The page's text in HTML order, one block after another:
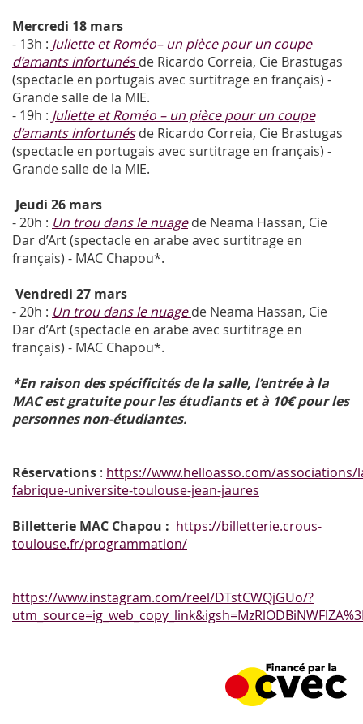
Mercredi 18 mars
- 13h : Juliette et Roméo– un pièce pour un coupe
d’amants infortunés de Ricardo Correia, Cie Brastugas
(spectacle en portugais avec surtitrage en français) -
Grande salle de la MIE.
- 19h : Juliette et Roméo – un pièce pour un coupe
d’amants infortunésde Ricardo Correia, Cie Brastugas
(spectacle en portugais avec surtitrage en français) -
Grande salle de la MIE.
Jeudi 26 mars
- 20h : Un trou dans le nuagede Neama Hassan, Cie
Dar d’Art (spectacle en arabe avec surtitrage en
français) - MAC Chapou*.
Vendredi 27 mars
- 20h : Un trou dans le nuage de Neama Hassan, Cie
Dar d’Art (spectacle en arabe avec surtitrage en
français) - MAC Chapou*.
*En raison des spécificités de la salle, l’entrée à la
MAC est gratuite pour les étudiants et à 10€ pour les
personnes non-étudiantes.
Réservations : https://www.helloasso.com/associations/
fabrique-universite-toulouse-jean-jaures
Billetterie MAC Chapou : https://billetterie.crous-
toulouse.fr/programmation/
https://www.instagram.com/reel/DTstCWQjGUo/?